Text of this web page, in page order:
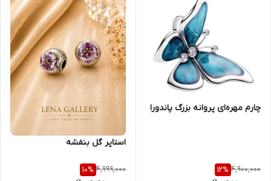
چارم مهره‌ای پروانه بزرگ پاندورا
4,900,000
12%
استاپر گل بنفشه
4,999,000
10%